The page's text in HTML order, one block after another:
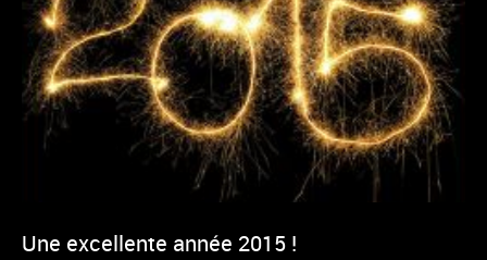
Une excellente année 2015 !